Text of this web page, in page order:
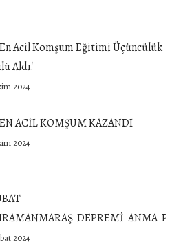
Acil Komşum Eğitimi Üçüncülük
Aldı!
2024
ACİL KOMŞUM KAZANDI
2024
DEPREMİ ANMA
2024